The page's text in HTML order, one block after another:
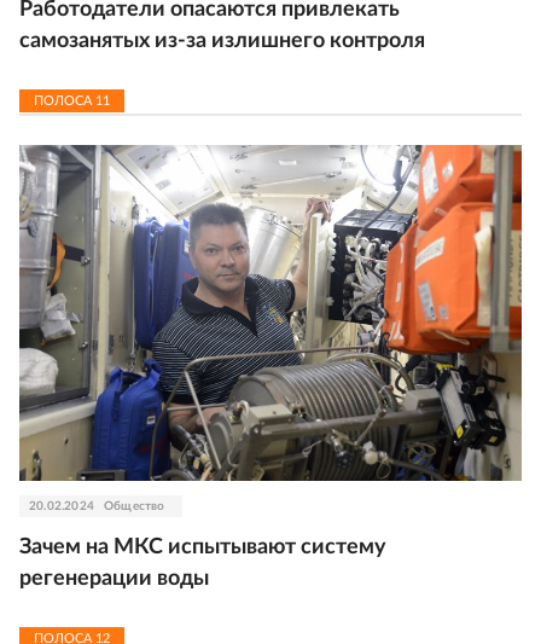
Работодатели опасаются привлекать
самозанятых из-за излишнего контроля
ПОЛОСА 11
20.02.2024 Общество
Зачем на МКС испытывают систему
регенерации воды
ПОЛОСА 12